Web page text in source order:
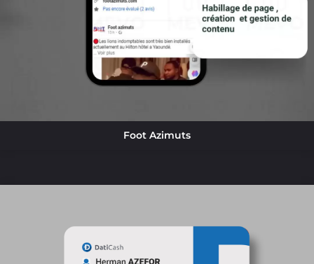
Foot Azimuts